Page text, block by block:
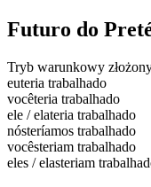
Futuro do
Tryb warunkowy
euteria trabalhado
vocêteria trabalhado
ele / elateria trabalhado
nósteríamos trabalhado
vocêsteriam trabalhado
eles / elasteriam